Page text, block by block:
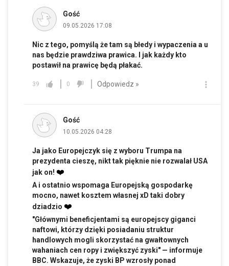
Gość
09.05.2026 17:08
Nic z tego, pomyślą że tam są błedy i wypaczenia a u
nas będzie prawdziwa prawica. I jak każdy kto
postawił na prawicę będą płakać.
39 0 Odpowiedz »
Gość
10.05.2026 04:28
Ja jako Europejczyk się z wyboru Trumpa na
prezydenta cieszę, nikt tak pięknie nie rozwalał USA
jak on! ❤️
A i ostatnio wspomaga Europejską gospodarkę
mocno, nawet kosztem własnej xD taki dobry
dziadzio ❤️
"Głównymi beneficjentami są europejscy giganci
naftowi, którzy dzięki posiadaniu struktur
handlowych mogli skorzystać na gwałtownych
wahaniach cen ropy i zwiększyć zyski" — informuje
BBC. Wskazuje, że zyski BP wzrosły ponad